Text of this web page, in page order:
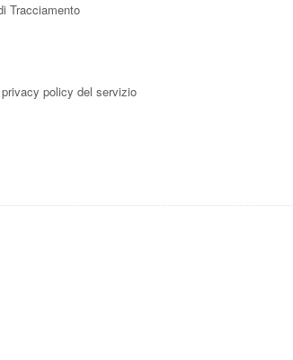
Tracciamento
policy del servizio